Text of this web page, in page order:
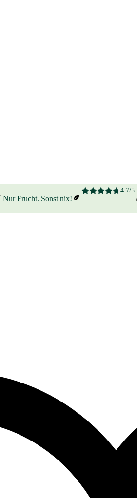
Frucht. Sonst nix!
4.7/5